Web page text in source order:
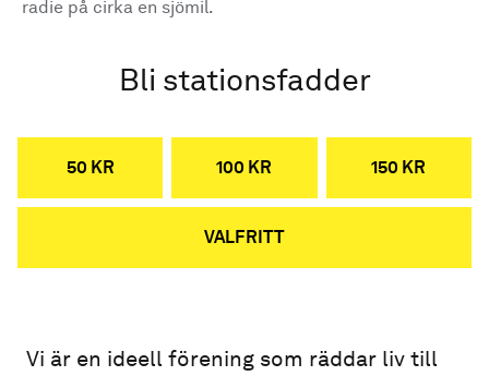
radie på cirka en sjömil.
Bli stationsfadder
50 KR 100 KR 150 KR
VALFRITT
Vi är en ideell förening som räddar liv till